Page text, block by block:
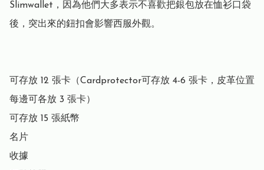
Slimwallet，因為他們大多表示不喜歡把銀包放在恤衫口袋
後，突出來的鈕扣會影響西服外觀。
可存放 12 張卡（Cardprotector可存放 4-6 張卡，皮革位置
每邊可各放 3 張卡）
可存放 15 張紙幣
名片
收據